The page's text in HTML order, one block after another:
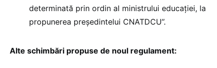
determinată prin ordin al ministrului educaţiei, la
propunerea preşedintelui CNATDCU”.
Alte schimbări propuse de noul regulament: